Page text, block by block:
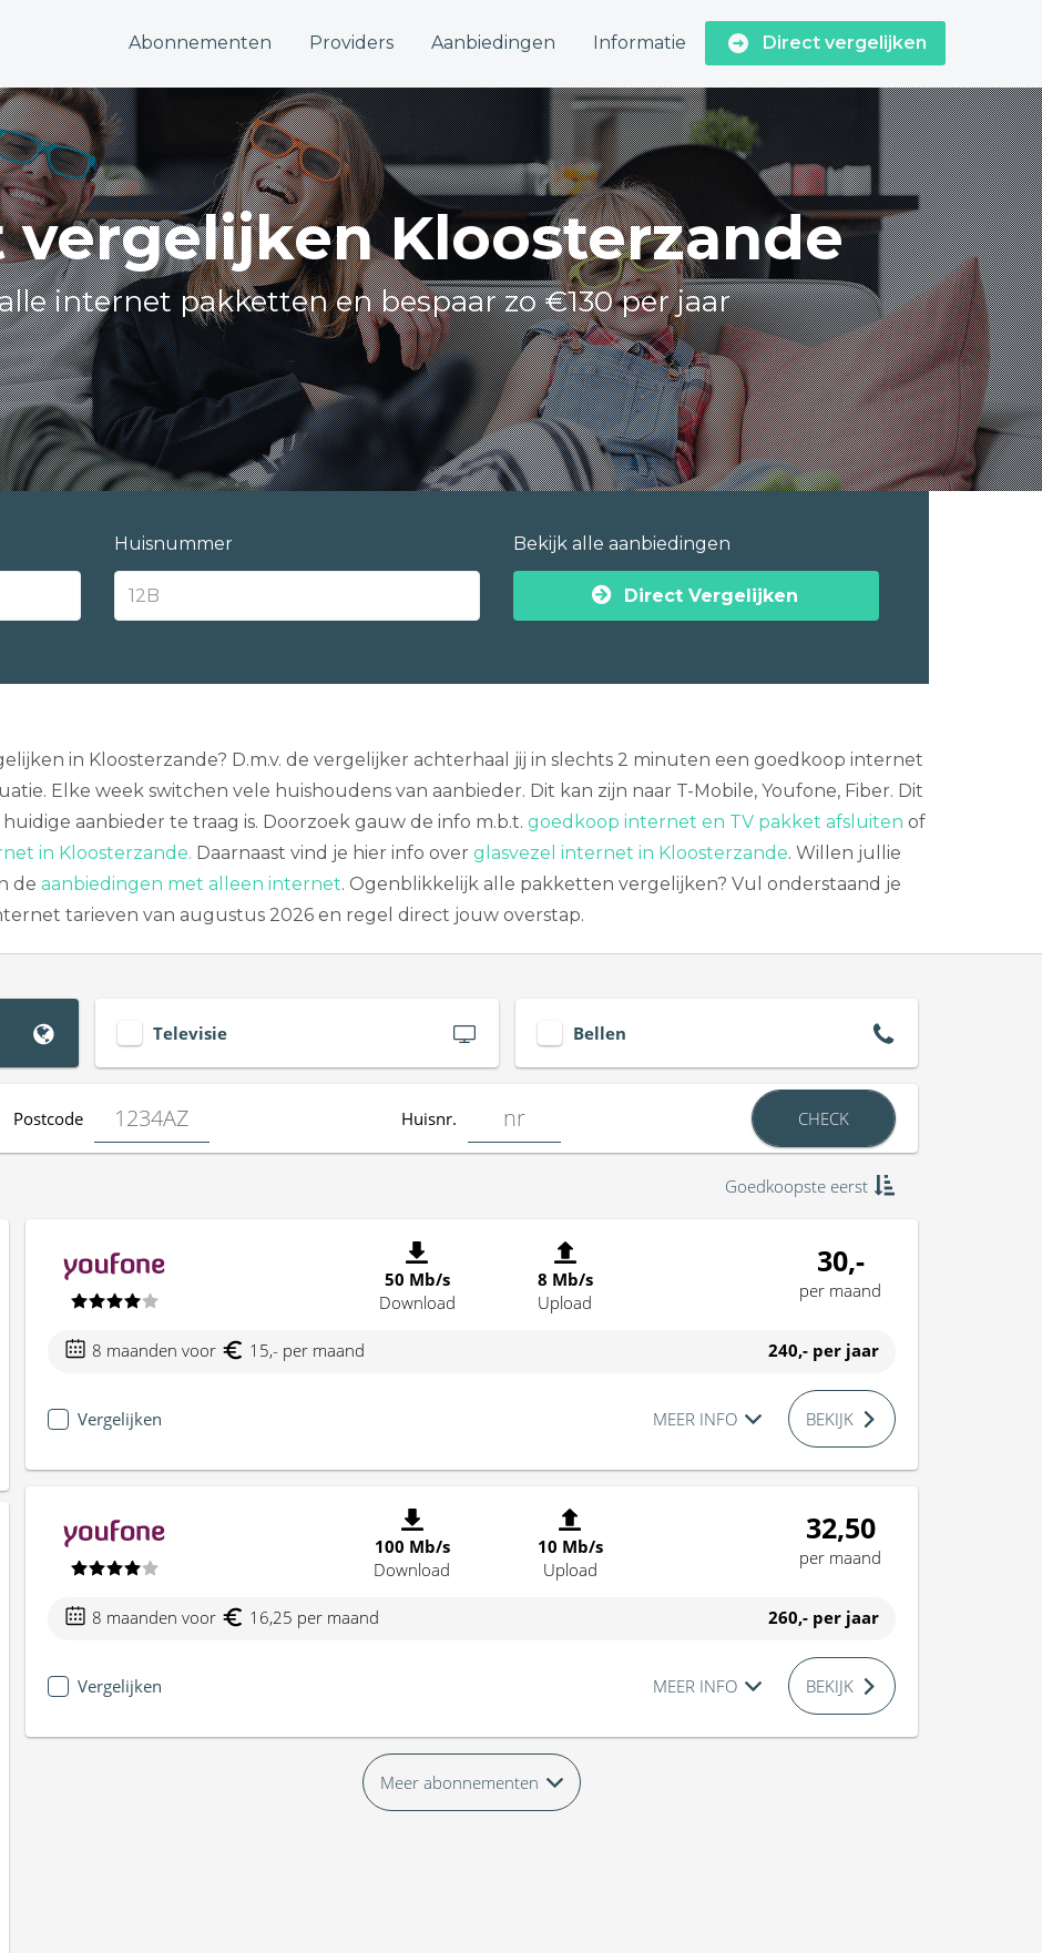
Abonnementen Providers Aanbiedingen Informatie Direct vergelijken
Kloosterzande
internet pakketten en bespaar zo €130 per jaar
Huisnummer Bekijk alle aanbiedingen
Direct Vergelijken
in Kloosterzande? D.m.v. de vergelijker achterhaal jij in slechts 2 minuten een goedkoop internet
Elke week switchen vele huishoudens van aanbieder. Dit kan zijn naar T-Mobile, Youfone, Fiber. Dit
aanbieder te traag is. Doorzoek gauw de info m.b.t. goedkoop internet en TV pakket afsluiten of
in Kloosterzande. Daarnaast vind je hier info over glasvezel internet in Kloosterzande. Willen jullie
de aanbiedingen met alleen internet. Ogenblikkelijk alle pakketten vergelijken? Vul onderstaand je
tarieven van augustus 2026 en regel direct jouw overstap.
Televisie Bellen
Postcode Huisnr. CHECK
Goedkoopste eerst
50 Mb/s
Download
8 Mb/s
Upload
30,-
per maand
8 maanden voor 15,- per maand 240,- per jaar
Vergelijken MEER INFO BEKIJK
100 Mb/s
Download
10 Mb/s
Upload
32,50
per maand
8 maanden voor 16,25 per maand 260,- per jaar
Vergelijken MEER INFO BEKIJK
Meer abonnementen